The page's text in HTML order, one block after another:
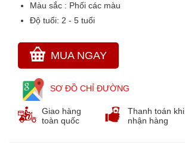
THẢM CỎ NHÂN TẠO
GÓC THIÊN NHIÊN, VƯỜN CỔ TÍCH
GÓC THƠ VÀ TRUYỆN KỂ
Màu sắc : Phối các màu
Độ tuổi: 2 - 5 tuổi
MUA NGAY
SƠ ĐỒ CHỈ ĐƯỜNG
Giao hàng
toàn quốc
Thanh toán khi
nhận hàng